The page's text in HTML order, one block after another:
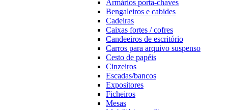
Armários porta-chaves
Bengaleiros e cabides
Cadeiras
Caixas fortes / cofres
Candeeiros de escritório
Carros para arquivo suspenso
Cesto de papéis
Cinzeiros
Escadas/bancos
Expositores
Ficheiros
Mesas